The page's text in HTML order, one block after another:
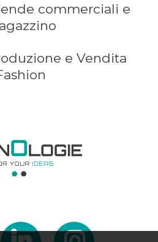
commerciali e
e Vendita